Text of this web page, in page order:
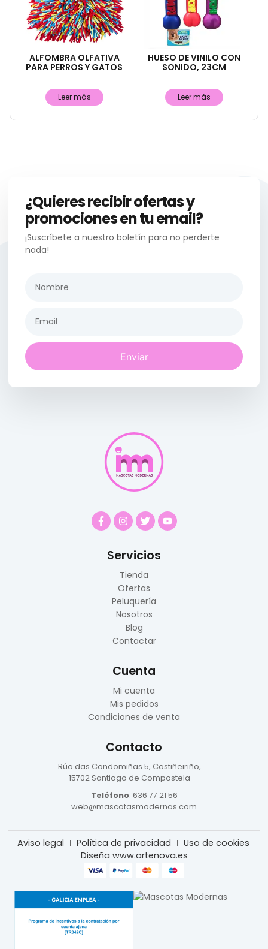
ALFOMBRA OLFATIVA
PARA PERROS Y GATOS
Leer más
HUESO DE VINILO CON
SONIDO, 23CM
Leer más
¿Quieres recibir ofertas y
promociones en tu email?
¡Suscríbete a nuestro boletín para no perderte
nada!
Enviar
Servicios
Tienda
Ofertas
Peluquería
Nosotros
Blog
Contactar
Cuenta
Mi cuenta
Mis pedidos
Condiciones de venta
Contacto
Rúa das Condomiñas 5, Castiñeiriño,
15702 Santiago de Compostela
Teléfono: 636 77 21 56
web@mascotasmodernas.com
Aviso legal Política de privacidad
Uso de cookies
Diseña www.artenova.es